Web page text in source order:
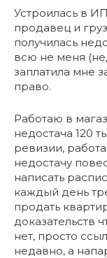
Устроилась в
продавец и
получилась
всю не меня
заплатила мне
право.
Работаю в
недостача 120
ревизии,
недостачу
написать
каждый день
продать
доказательств
нет, просто
недавно, а